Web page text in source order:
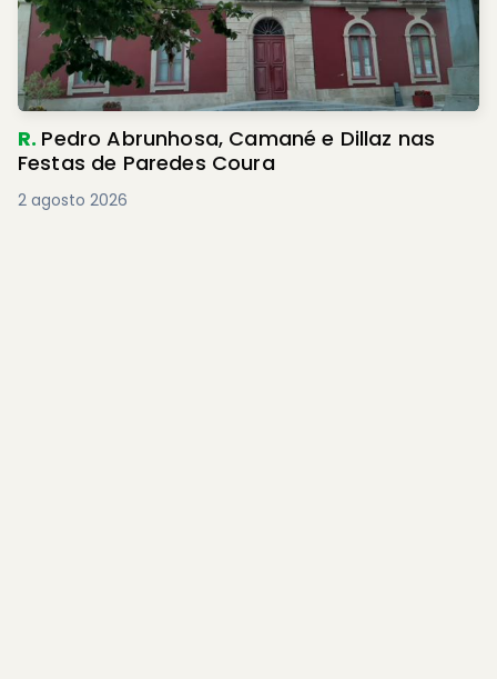
R. Pedro Abrunhosa, Camané e Dillaz nas
Festas de Paredes Coura
2 agosto 2026